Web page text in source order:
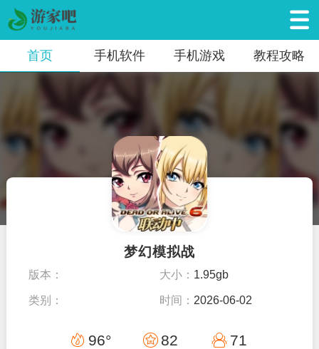
首页 手机软件 手机游戏 教程攻略
梦幻模拟战
版本： 大小： 1.95gb
类别： 时间： 2026-06-02
96° 82 71